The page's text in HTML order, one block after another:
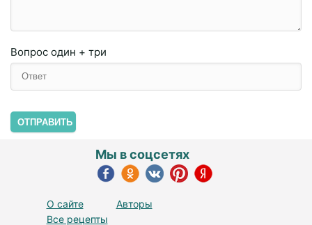
Вопрос один + три
ОТПРАВИТЬ
О сайте
Авторы
Все рецепты
Мы в соцсетях